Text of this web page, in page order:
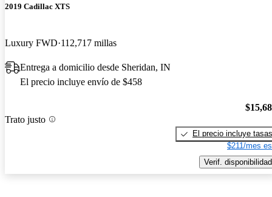
2019 Cadillac XTS
Luxury FWD 112,717 millas
Entrega a domicilio desde Sheridan, IN
El precio incluye envío de $458
Trato justo
El precio incluye tasas
$211/mes
Verif. disponibilidad